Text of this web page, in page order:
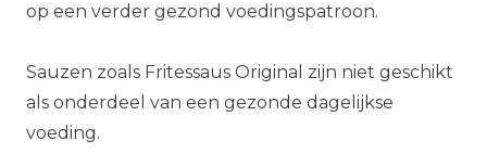
op een verder gezond voedingspatroon.
Sauzen zoals Fritessaus Original zijn niet geschikt
als onderdeel van een gezonde dagelijkse
voeding.